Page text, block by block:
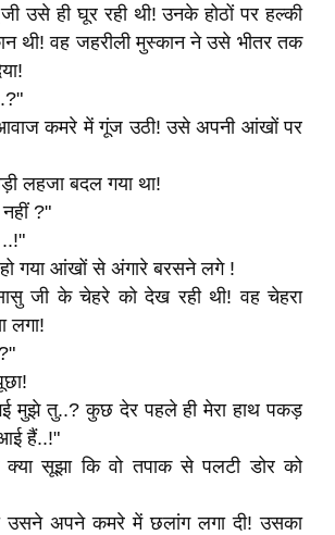
उसे ही घूर रही थी! उनके होठों पर हल्की
थी! वह जहरीली मुस्कान ने उसे भीतर तक
आवाज कमरे में गूंज उठी! उसे अपनी आंखों पर
लहजा बदल गया था!
?"
..!"
गया आंखों से अंगारे बरसने लगे !
जी के चेहरे को देख रही थी! वह चेहरा
लगा!
मुझे तु..? कुछ देर पहले ही मेरा हाथ पकड़
हैं..!"
क्या सूझा कि वो तपाक से पलटी डोर को
उसने अपने कमरे में छलांग लगा दी! उसका